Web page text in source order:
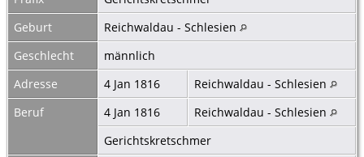
Geburt
Reichwaldau - Schlesien
Geschlecht
männlich
Adresse
4 Jan 1816
Reichwaldau - Schlesien
Beruf
4 Jan 1816
Reichwaldau - Schlesien
Gerichtskretschmer